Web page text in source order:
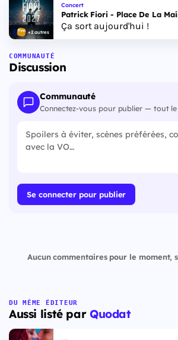
+2 autres
Concert
Patrick Fiori - Place De La
Ça sort aujourd'hui !
COMMUNAUTÉ
Discussion
Communauté
Connectez-vous pour publier — tout
Se connecter pour publier
Aucun commentaires pour le moment,
DU MÊME ÉDITEUR
Aussi listé par Quodat